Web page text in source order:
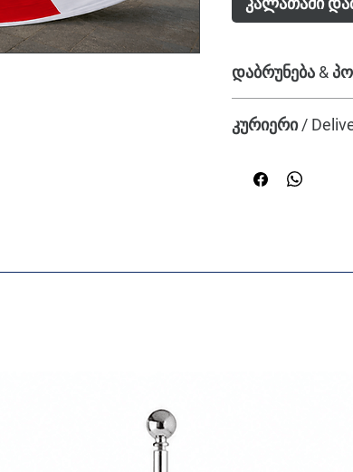
დაბრუნება &
დაბრუნება ან
კურიერი /